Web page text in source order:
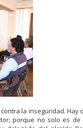
la inseguridad.
porque no solo es